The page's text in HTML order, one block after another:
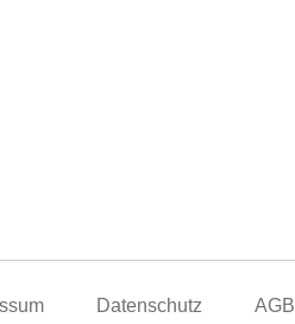
Datenschutz AGB